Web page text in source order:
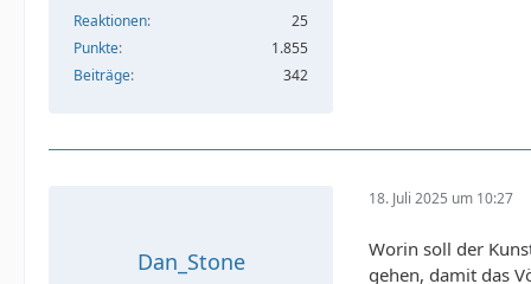
Reaktionen
25
Punkte
1.855
Beiträge
342
Dan_Stone
18. Juli 2025 um 10:27
Worin soll der
gehen, damit das